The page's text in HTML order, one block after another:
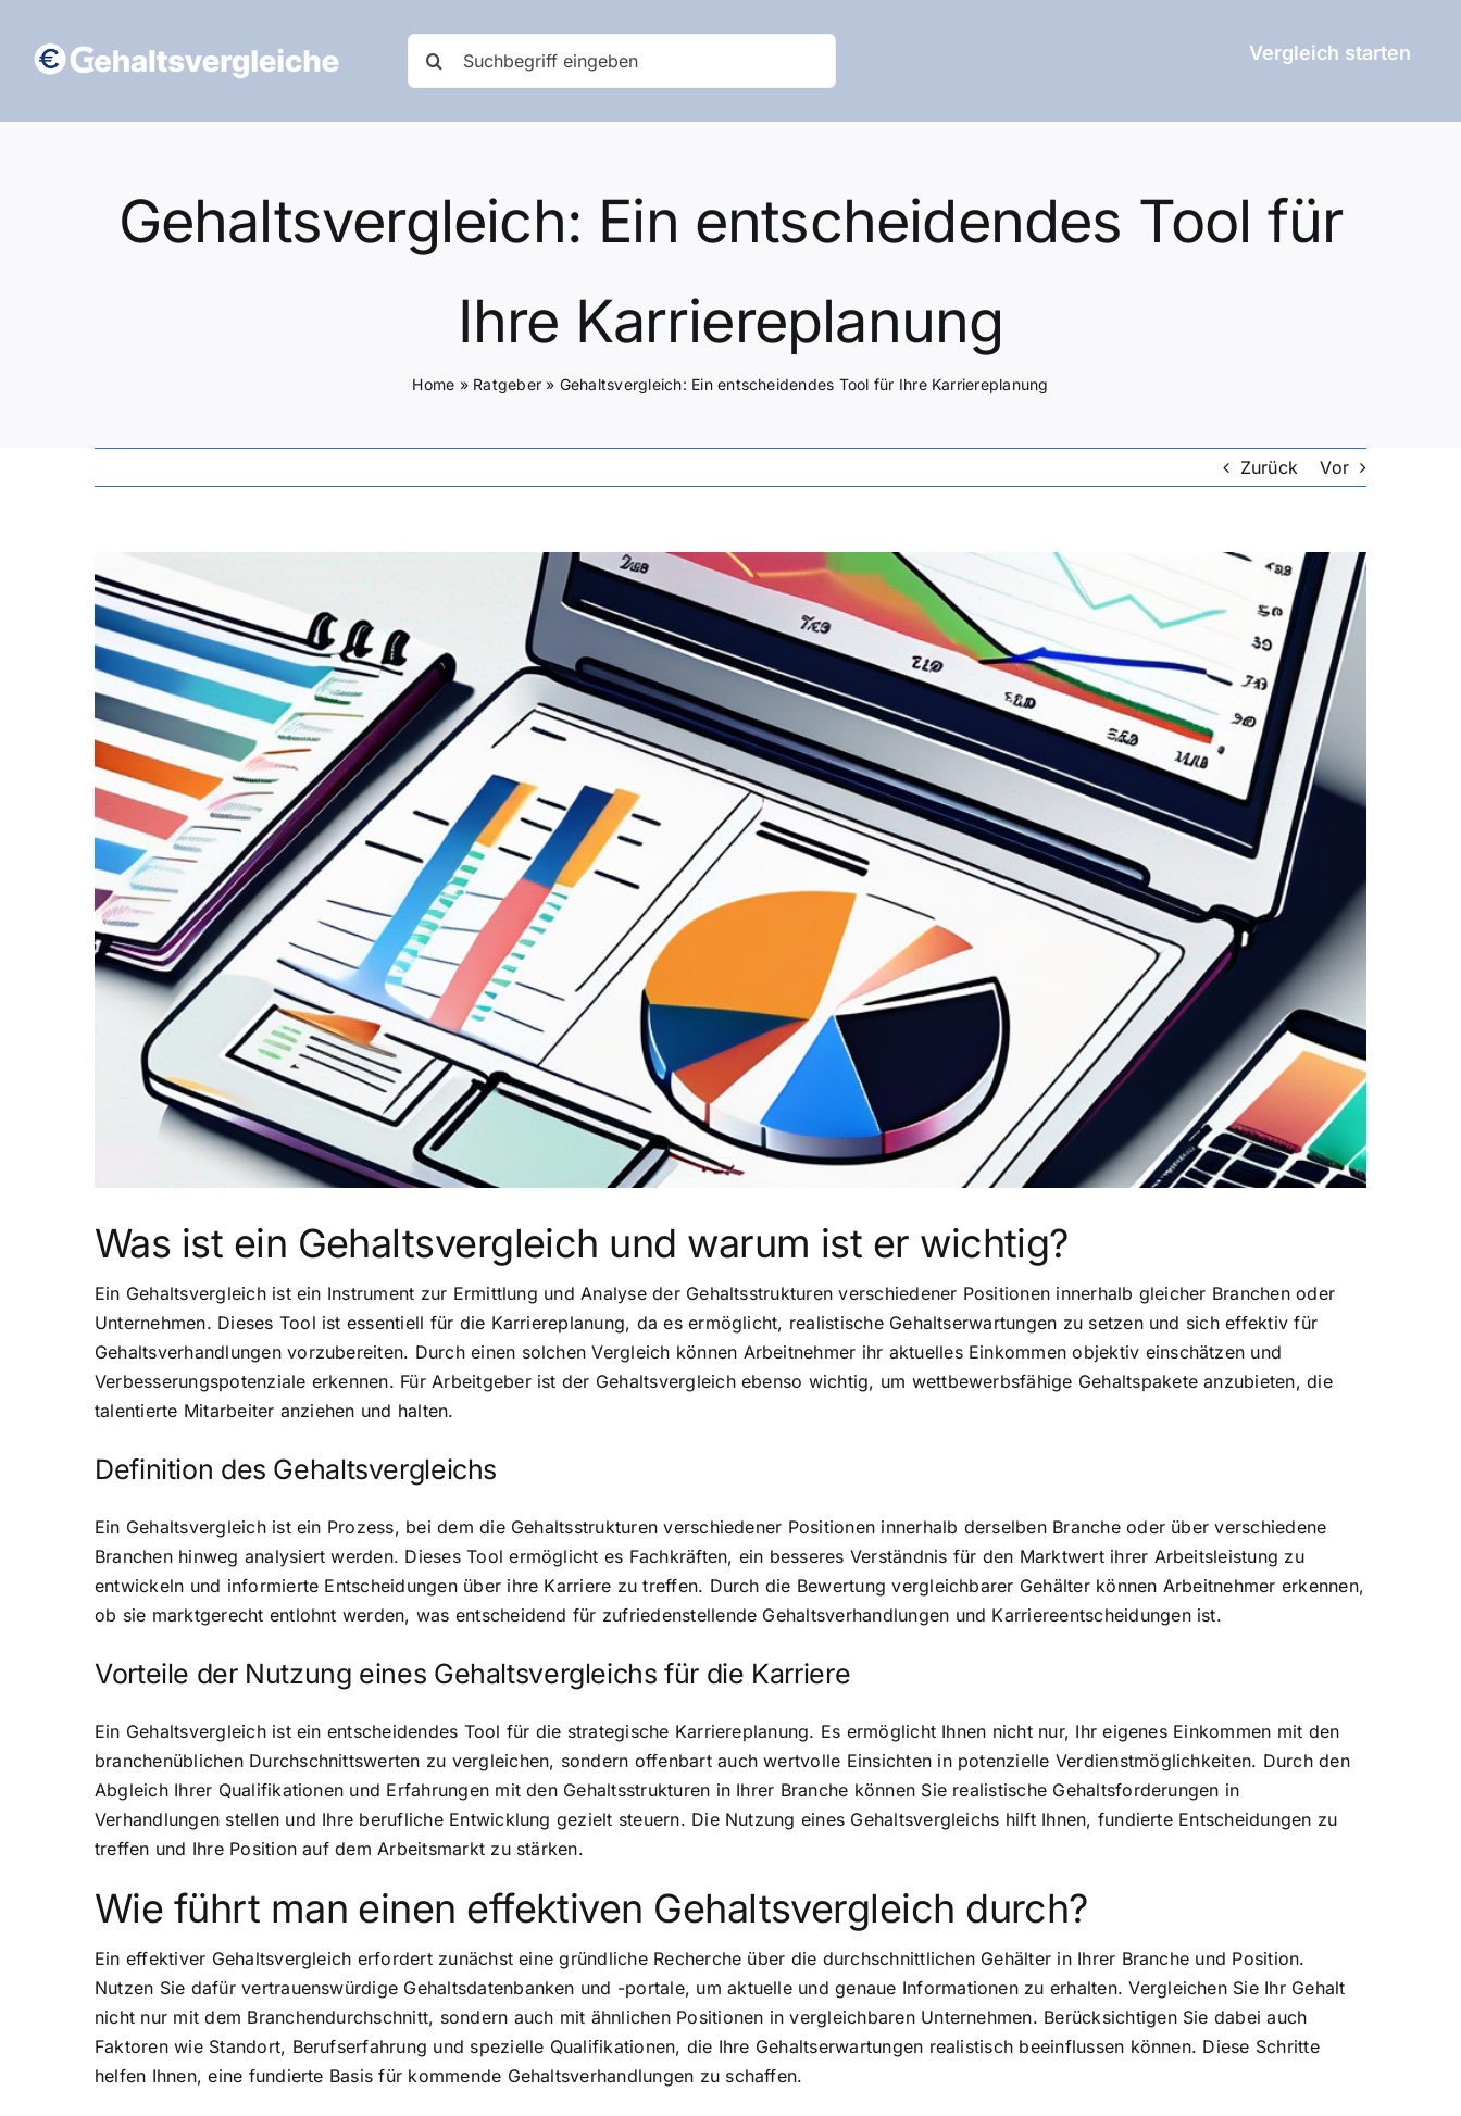
Inhalt
springen
nach:
Vergleich starten
Gehaltsvergleich: Ein entscheidendes Tool für
Ihre Karriereplanung
Home » Ratgeber » Gehaltsvergleich: Ein entscheidendes Tool für Ihre Karriereplanung
Zurück Vor
grösseres
Bild
Was ist ein Gehaltsvergleich und warum ist er wichtig?
Ein Gehaltsvergleich ist ein Instrument zur Ermittlung und Analyse der Gehaltsstrukturen verschiedener Positionen innerhalb gleicher Branchen oder
Unternehmen. Dieses Tool ist essentiell für die Karriereplanung, da es ermöglicht, realistische Gehaltserwartungen zu setzen und sich effektiv für
Gehaltsverhandlungen vorzubereiten. Durch einen solchen Vergleich können Arbeitnehmer ihr aktuelles Einkommen objektiv einschätzen und
Verbesserungspotenziale erkennen. Für Arbeitgeber ist der Gehaltsvergleich ebenso wichtig, um wettbewerbsfähige Gehaltspakete anzubieten, die
talentierte Mitarbeiter anziehen und halten.
Definition des Gehaltsvergleichs
Ein Gehaltsvergleich ist ein Prozess, bei dem die Gehaltsstrukturen verschiedener Positionen innerhalb derselben Branche oder über verschiedene
Branchen hinweg analysiert werden. Dieses Tool ermöglicht es Fachkräften, ein besseres Verständnis für den Marktwert ihrer Arbeitsleistung zu
entwickeln und informierte Entscheidungen über ihre Karriere zu treffen. Durch die Bewertung vergleichbarer Gehälter können Arbeitnehmer erkennen,
ob sie marktgerecht entlohnt werden, was entscheidend für zufriedenstellende Gehaltsverhandlungen und Karriereentscheidungen ist.
Vorteile der Nutzung eines Gehaltsvergleichs für die Karriere
Ein Gehaltsvergleich ist ein entscheidendes Tool für die strategische Karriereplanung. Es ermöglicht Ihnen nicht nur, Ihr eigenes Einkommen mit den
branchenüblichen Durchschnittswerten zu vergleichen, sondern offenbart auch wertvolle Einsichten in potenzielle Verdienstmöglichkeiten. Durch den
Abgleich Ihrer Qualifikationen und Erfahrungen mit den Gehaltsstrukturen in Ihrer Branche können Sie realistische Gehaltsforderungen in
Verhandlungen stellen und Ihre berufliche Entwicklung gezielt steuern. Die Nutzung eines Gehaltsvergleichs hilft Ihnen, fundierte Entscheidungen zu
treffen und Ihre Position auf dem Arbeitsmarkt zu stärken.
Wie führt man einen effektiven Gehaltsvergleich durch?
Ein effektiver Gehaltsvergleich erfordert zunächst eine gründliche Recherche über die durchschnittlichen Gehälter in Ihrer Branche und Position.
Nutzen Sie dafür vertrauenswürdige Gehaltsdatenbanken und -portale, um aktuelle und genaue Informationen zu erhalten. Vergleichen Sie Ihr Gehalt
nicht nur mit dem Branchendurchschnitt, sondern auch mit ähnlichen Positionen in vergleichbaren Unternehmen. Berücksichtigen Sie dabei auch
Faktoren wie Standort, Berufserfahrung und spezielle Qualifikationen, die Ihre Gehaltserwartungen realistisch beeinflussen können. Diese Schritte
helfen Ihnen, eine fundierte Basis für kommende Gehaltsverhandlungen zu schaffen.